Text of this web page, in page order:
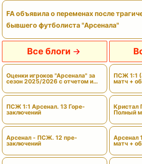
FA объявила о переменах после
бывшего футболиста "Арсенала"
Все блоги
Оценки игроков "Арсенала" за
сезон 2025/2026 с отчетом и
вердиктами
ПСЖ 1:1 Арсенал. 13 Горе-
заключений
Арсенал - ПСЖ. 12 пре-
заключений
ПСЖ 1:1
матч +
Кристал
Полный
Арсенал
матч +